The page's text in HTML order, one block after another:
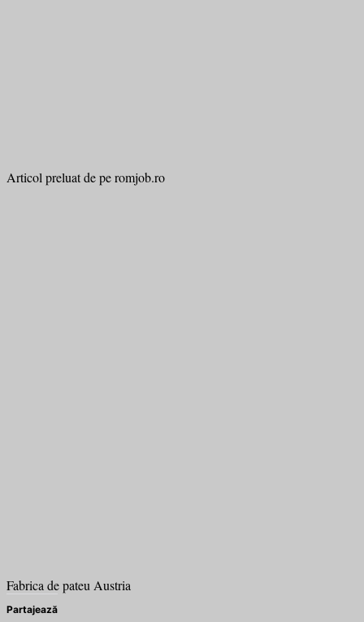
Articol preluat de pe romjob.ro
Fabrica de pateu Austria
Partajează